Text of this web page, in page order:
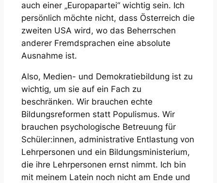
auch einer „Europapartei“ wichtig sein. Ich
persönlich möchte nicht, dass Österreich die
zweiten USA wird, wo das Beherrschen
anderer Fremdsprachen eine absolute
Ausnahme ist.
Also, Medien- und Demokratiebildung ist zu
wichtig, um sie auf ein Fach zu
beschränken. Wir brauchen echte
Bildungsreformen statt Populismus. Wir
brauchen psychologische Betreuung für
Schüler:innen, administrative Entlastung von
Lehrpersonen und ein Bildungsministerium,
die ihre Lehrpersonen ernst nimmt. Ich bin
mit meinem Latein noch nicht am Ende und